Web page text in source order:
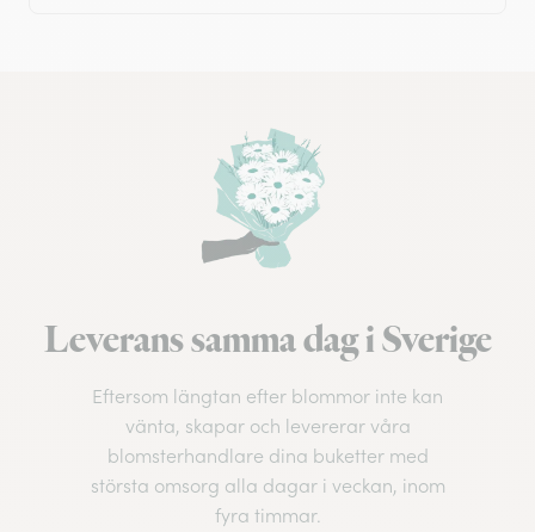
Leverans samma dag i Sverige
Eftersom längtan efter blommor inte kan
vänta, skapar och levererar våra
blomsterhandlare dina buketter med
största omsorg alla dagar i veckan, inom
fyra timmar.